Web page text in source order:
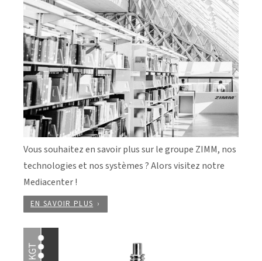
Vous souhaitez en savoir plus sur le groupe ZIMM, nos
technologies et nos systèmes ? Alors visitez notre
Mediacenter !
EN SAVOIR PLUS